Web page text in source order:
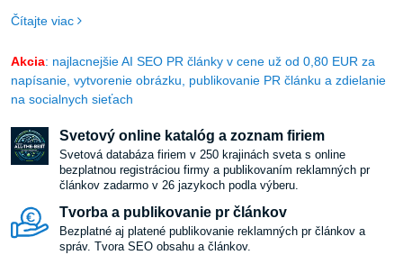
Čítajte viac
Akcia: najlacnejšie AI SEO PR články v cene už od 0,80 EUR za
napísanie, vytvorenie obrázku, publikovanie PR článku a zdielanie
na socialnych sieťach
Svetový online katalóg a zoznam firiem
Svetová databáza firiem v 250 krajinách sveta s online
bezplatnou registráciou firmy a publikovaním reklamných pr
článkov zadarmo v 26 jazykoch podla výberu.
Tvorba a publikovanie pr článkov
Bezplatné aj platené publikovanie reklamných pr článkov a
správ. Tvora SEO obsahu a článkov.